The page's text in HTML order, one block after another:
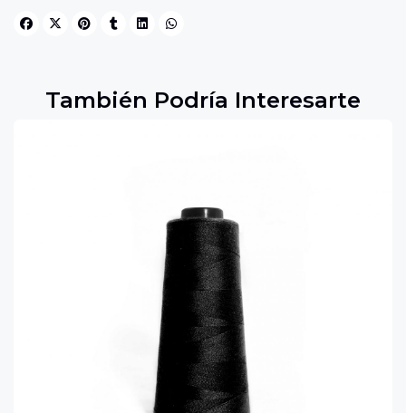
También Podría Interesarte